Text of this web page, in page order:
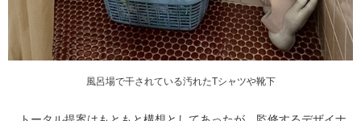
風呂場で干されている汚れたTシャツや靴下